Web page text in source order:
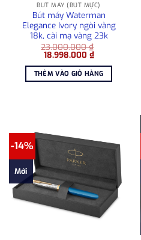
BÚT MÁY (BÚT MỰC)
Bút máy Waterman
Elegance Ivory ngòi vàng
18k, cài mạ vàng 23k
23.000.000₫
Giá
là:
23.000.000 ₫.
18.998.000 ₫Giá
hiện
tại
là:
18.998.000 ₫.
THÊM VÀO GIỎ HÀNG
-14%
Mới